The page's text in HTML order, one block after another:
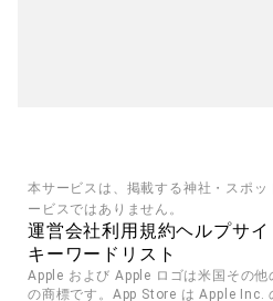
本サービスは、掲載する神社・スポ
ービスではありません。
運営会社利用規約ヘルプサ
キーワードリスト
Apple および Apple ロゴは米国その
の商標です。App Store は Apple Inc.